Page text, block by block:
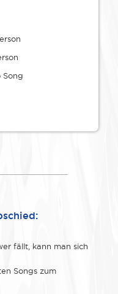
Song
fällt, kann man sich
Songs zum